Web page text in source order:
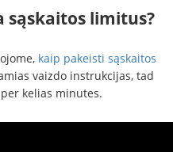
sąskaitos limitus?
kaip pakeisti sąskaitos
vaizdo instrukcijas, tad
kelias minutes.